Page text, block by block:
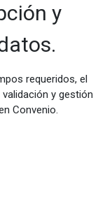
y
requeridos, el
y gestión
Convenio.